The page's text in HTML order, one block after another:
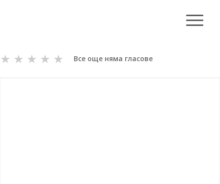
★
★
★
★
★ Все още няма гласове